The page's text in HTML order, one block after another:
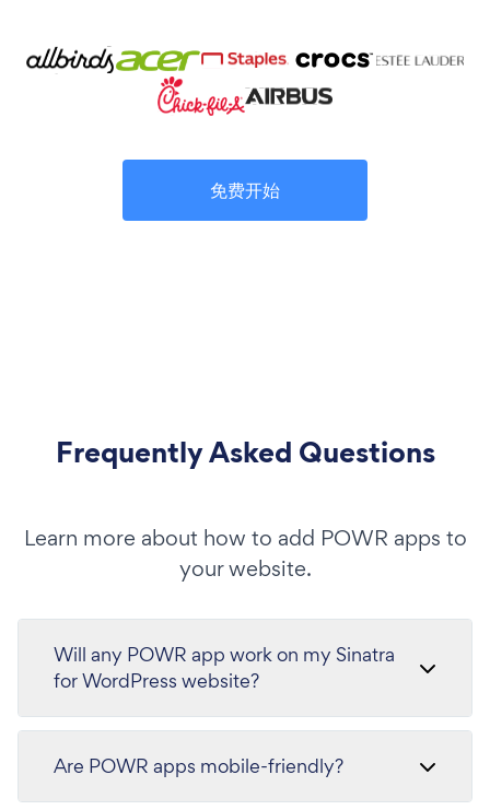
免费开始
Frequently Asked Questions
Learn more about how to add POWR apps to
your website.
Will any POWR app work on my Sinatra
for WordPress website?
Are POWR apps mobile-friendly?